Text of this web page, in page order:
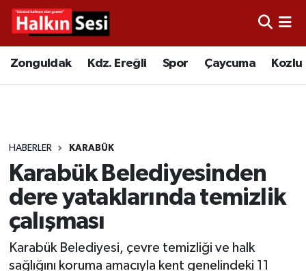
Zonguldak Kdz. Ereğli Spor Çaycuma Kozlu
HABERLER KARABÜK
Karabük Belediyesinden
dere yataklarında temizlik
çalışması
Karabük Belediyesi, çevre temizliği ve halk
sağlığını koruma amacıyla kent genelindeki 11
Video
Çaycuma
Alaplı
Asayiş
Bartın
Merkez Hava Durumu
Tüm Manşetler
Son Dakika Haberleri
Haber Arşivi